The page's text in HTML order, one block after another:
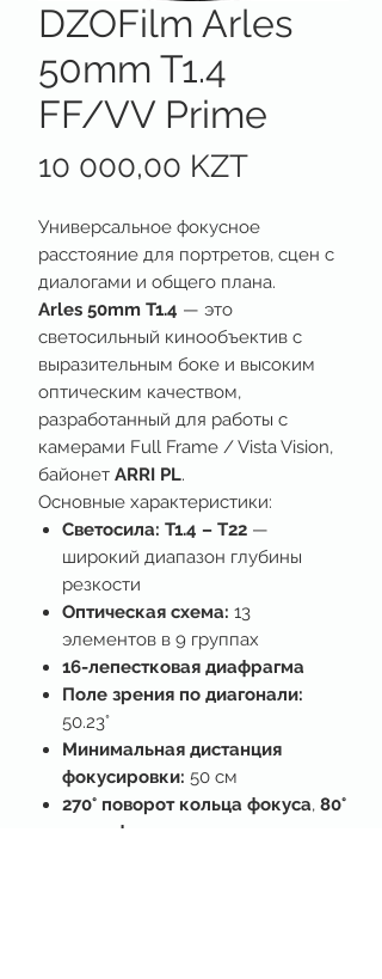
DZOFilm Arles
50mm T1.4
FF/VV Prime
10 000,00 KZTЦена
Универсальное фокусное
расстояние для портретов, сцен с
диалогами и общего плана.
Arles 50mm T1.4 — это
светосильный кинообъектив с
выразительным боке и высоким
оптическим качеством,
разработанный для работы с
камерами Full Frame / Vista Vision,
байонет ARRI PL.
Основные характеристики:
Светосила: T1.4 – T22 —
широкий диапазон глубины
резкости
Оптическая схема: 13
элементов в 9 группах
16-лепестковая диафрагма
Поле зрения по диагонали:
50.23°
Минимальная дистанция
фокусировки: 50 см
270° поворот кольца фокуса, 80°
— диафрагмы